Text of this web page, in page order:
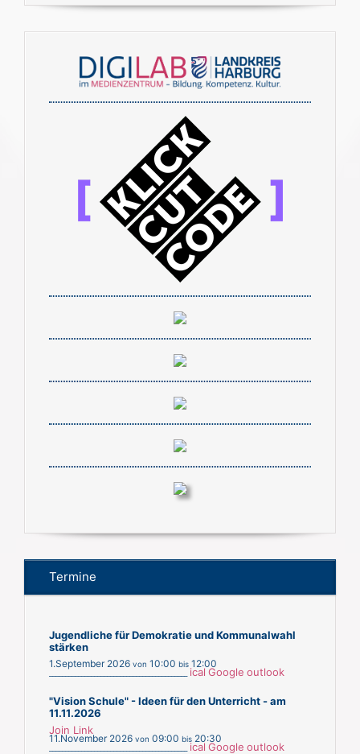
Termine
Jugendliche für Demokratie und Kommunalwahl
stärken
1.September 2026 von 10:00 bis 12:00
___________________________________________ ical Google outlook
"Vision Schule" - Ideen für den Unterricht - am
11.11.2026
Join Link
11.November 2026 von 09:00 bis 20:30
ical Google outlook